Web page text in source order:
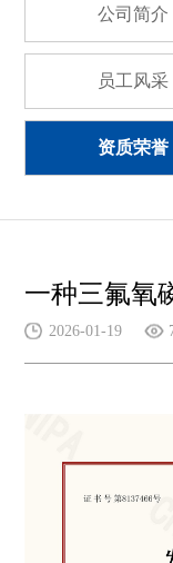
公司简介
员工风采
资质荣誉
一种三氟氧
2026-01-19